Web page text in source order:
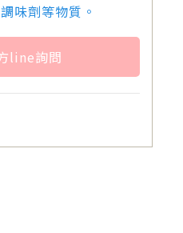
味劑等物質。
line詢問